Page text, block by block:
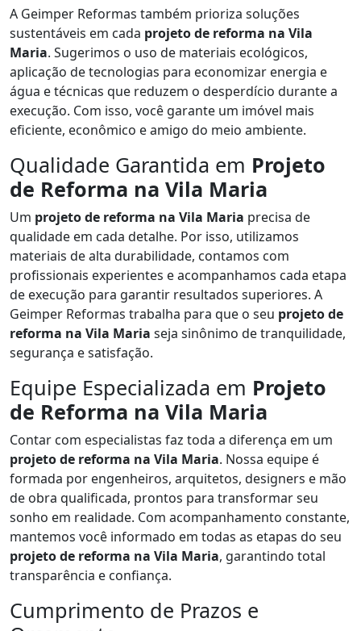
A Geimper Reformas também prioriza soluções
sustentáveis em cada projeto de reforma na Vila
Maria. Sugerimos o uso de materiais ecológicos,
aplicação de tecnologias para economizar energia e
água e técnicas que reduzem o desperdício durante a
execução. Com isso, você garante um imóvel mais
eficiente, econômico e amigo do meio ambiente.
Qualidade Garantida em Projeto
de Reforma na Vila Maria
Um projeto de reforma na Vila Maria precisa de
qualidade em cada detalhe. Por isso, utilizamos
materiais de alta durabilidade, contamos com
profissionais experientes e acompanhamos cada etapa
de execução para garantir resultados superiores. A
Geimper Reformas trabalha para que o seu projeto de
reforma na Vila Maria seja sinônimo de tranquilidade,
segurança e satisfação.
Equipe Especializada em Projeto
de Reforma na Vila Maria
Contar com especialistas faz toda a diferença em um
projeto de reforma na Vila Maria. Nossa equipe é
formada por engenheiros, arquitetos, designers e mão
de obra qualificada, prontos para transformar seu
sonho em realidade. Com acompanhamento constante,
mantemos você informado em todas as etapas do seu
projeto de reforma na Vila Maria, garantindo total
transparência e confiança.
Cumprimento de Prazos e